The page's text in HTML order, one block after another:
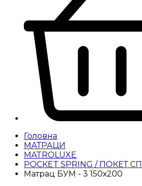
Головна
МАТРАЦИ
MATROLUXE
POCKET SPRING / ПОКЕТ
Матрац БУМ - 3 150х200